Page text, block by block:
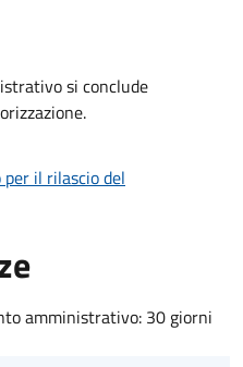
si conclude
il rilascio del
amministrativo: 30 giorni